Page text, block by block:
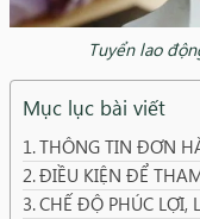
Tuyển lao
Mục lục bài viết
THÔNG TIN ĐƠN
ĐIỀU KIỆN ĐỂ
CHẾ ĐỘ PHÚC LỢI,